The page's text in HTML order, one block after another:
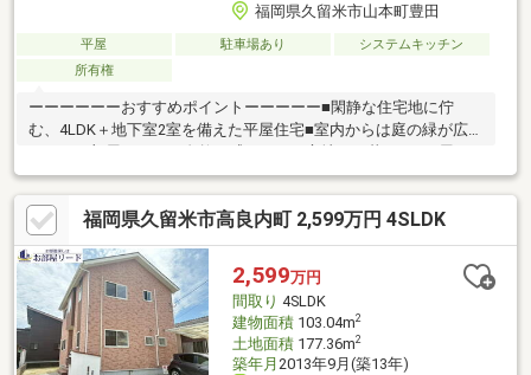
福岡県久留米市山本町豊田
平屋 駐車場あり
システムキッチン
所有権
ーーーーーーおすすめポイントーーーーー■閑静な住宅地に佇
む、4LDK＋地下室2室を備えた平屋住宅■室内からは庭の緑が広が
り、どの部屋にいても自然を感じられる心地よい暮らし■平屋な
がら収納スペースが充実しており、地下室や倉庫スペースは趣味
部屋・コレクション収納・ワークスペースにも最適■温水洗浄便
座（ウォシュレット）、追い炊き機能、モニター付インターフォ
ン、システムキッチン（L型・3口コンロ・グリル付）設備も充実
福岡県久留米市高良内町 2,599万円 4SLDK
2,599万円
間取り 4SLDK
建物面積103.04m2
土地面積177.36m2
築年月 2013年9月(築13年)